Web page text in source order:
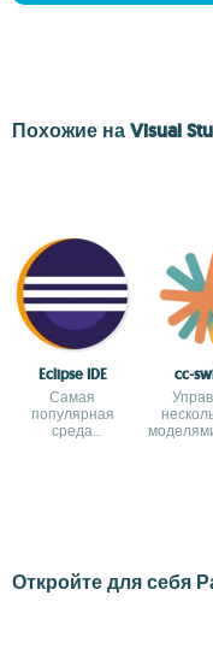
Похожие на Visual
Eclipse IDE
Самая
популярная
среда
cc-
Откройте для себя